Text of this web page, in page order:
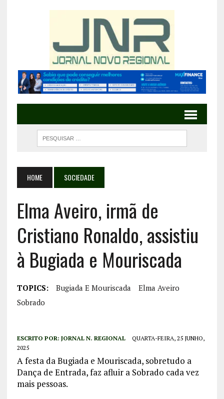
HOME SOCIEDADE
Elma Aveiro, irmã de
Cristiano Ronaldo, assistiu
à Bugiada e Mouriscada
TOPICS: Bugiada E Mouriscada
Elma Aveiro
Sobrado
ESCRITO POR: JORNAL N. REGIONAL
QUARTA-FEIRA, 25 JUNHO,
2025
A festa da Bugiada e Mouriscada, sobretudo a
Dança de Entrada, faz afluir a Sobrado cada vez
mais pessoas.